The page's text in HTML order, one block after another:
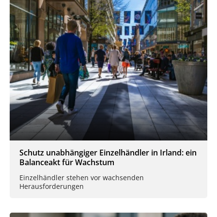
Schutz unabhängiger Einzelhändler in Irland: ein
Balanceakt für Wachstum
Einzelhändler stehen vor wachsenden
Herausforderungen